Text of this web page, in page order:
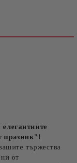
празник"!
тържества
от